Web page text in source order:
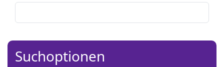
Suchoptionen